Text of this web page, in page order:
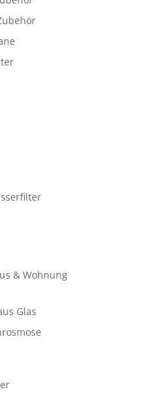
& Wohnung
Glas